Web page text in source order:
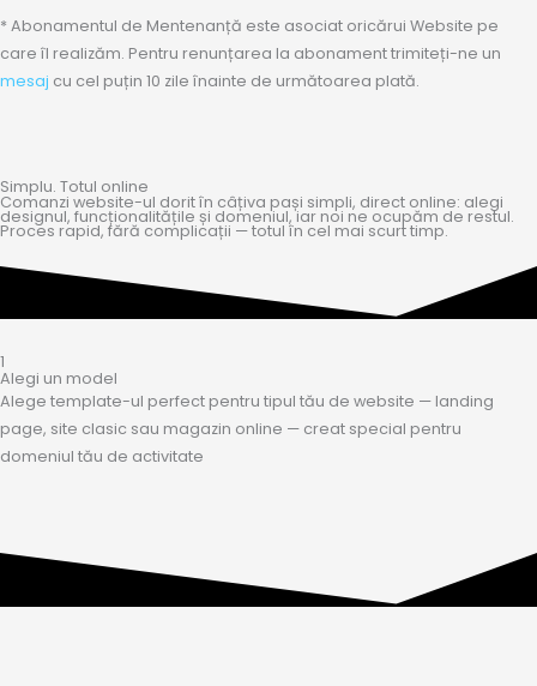
* Abonamentul de Mentenanță este asociat oricărui Website pe
care îl realizăm. Pentru renunțarea la abonament trimiteți-ne un
mesaj cu cel puțin 10 zile înainte de următoarea plată.
Simplu. Totul online
Comanzi website-ul dorit în câțiva pași simpli, direct online: alegi
designul, funcționalitățile și domeniul, iar noi ne ocupăm de restul.
Proces rapid, fără complicații — totul în cel mai scurt timp.
1
Alegi un model
Alege template-ul perfect pentru tipul tău de website — landing
page, site clasic sau magazin online — creat special pentru
domeniul tău de activitate